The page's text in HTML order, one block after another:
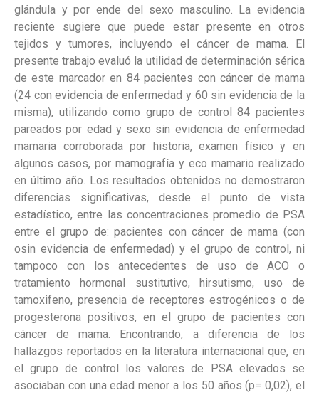
glándula y por ende del sexo masculino. La evidencia
reciente sugiere que puede estar presente en otros
tejidos y tumores, incluyendo el cáncer de mama. El
presente trabajo evaluó la utilidad de determinación sérica
de este marcador en 84 pacientes con cáncer de mama
(24 con evidencia de enfermedad y 60 sin evidencia de la
misma), utilizando como grupo de control 84 pacientes
pareados por edad y sexo sin evidencia de enfermedad
mamaria corroborada por historia, examen físico y en
algunos casos, por mamografía y eco mamario realizado
en último año. Los resultados obtenidos no demostraron
diferencias significativas, desde el punto de vista
estadístico, entre las concentraciones promedio de PSA
entre el grupo de: pacientes con cáncer de mama (con
osin evidencia de enfermedad) y el grupo de control, ni
tampoco con los antecedentes de uso de ACO o
tratamiento hormonal sustitutivo, hirsutismo, uso de
tamoxifeno, presencia de receptores estrogénicos o de
progesterona positivos, en el grupo de pacientes con
cáncer de mama. Encontrando, a diferencia de los
hallazgos reportados en la literatura internacional que, en
el grupo de control los valores de PSA elevados se
asociaban con una edad menor a los 50 años (p= 0,02), el